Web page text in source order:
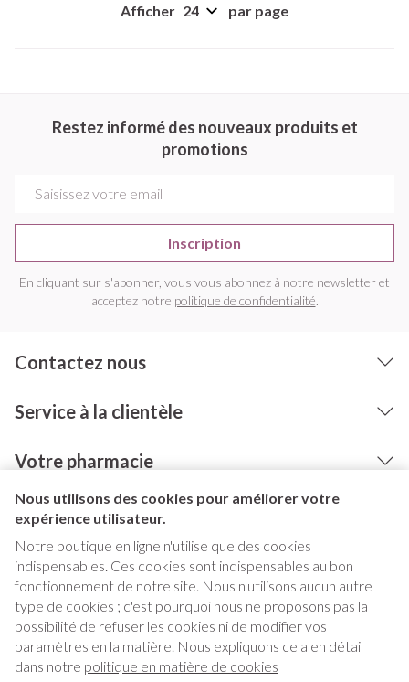
Nous utilisons des cookies pour améliorer votre
expérience utilisateur.
Notre boutique en ligne n'utilise que des cookies
indispensables. Ces cookies sont indispensables au bon
fonctionnement de notre site. Nous n'utilisons aucun autre
type de cookies ; c'est pourquoi nous ne proposons pas la
possibilité de refuser les cookies ni de modifier vos
paramètres en la matière. Nous expliquons cela en détail
dans notre politique en matière de cookies
Afficher par page
Restez informé des nouveaux produits et
promotions
Inscription
En cliquant sur s'abonner, vous vous abonnez à notre newsletter et
acceptez notre politique de confidentialité.
Contactez nous
Service à la clientèle
Votre pharmacie
Liens légaux